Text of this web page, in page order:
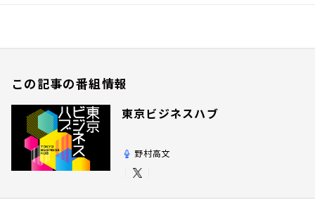
この記事の番組情報
東京ビジネスハブ
野村高文